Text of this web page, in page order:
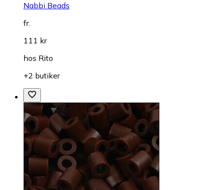
Nabbi Beads
fr.
111 kr
hos Rito
+2 butiker